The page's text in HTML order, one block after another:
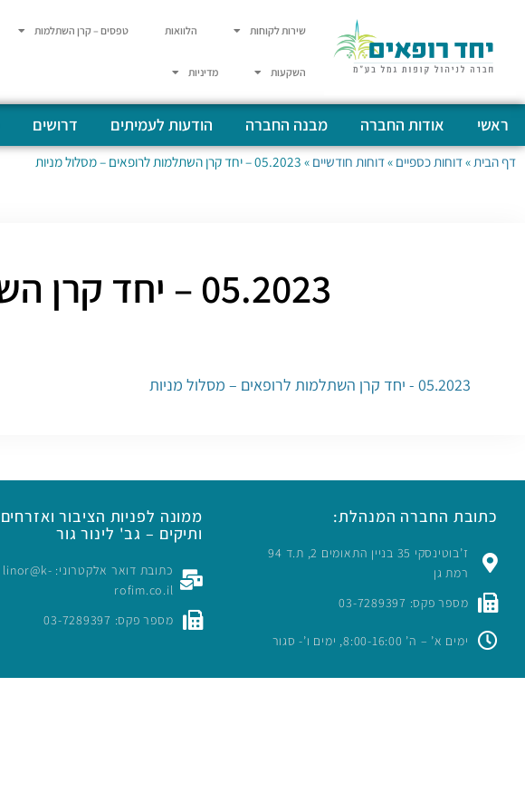
שירות לקוחות הלוואות טפסים – קרן השתלמות
השקעות מדיניות
ראשי אודות החברה מבנה החברה הודעות לעמיתים דרושים
דף הבית »דוחות כספיים »דוחות חודשיים » 05.2023 – יחד קרן השתלמות לרופאים – מסלול מניות
05.2023 – יחד קרן השתלמות לרופאים – מסלול מניות
05.2023 - יחד קרן השתלמות לרופאים – מסלול מניות
כתובת החברה המנהלת:
ז’בוטינסקי 35 בניין התאומים 2, ת.ד 94
רמת גן
מספר פקס: 03-7289397
ימים א’ – ה’ 8:00-16:00, ימים ו’- סגור
ממונה לפניות הציבור ואזרחים
ותיקים – גב' לינור גור
כתובת דואר אלקטרוני: linor@k-
rofim.co.il
מספר פקס: 03-7289397